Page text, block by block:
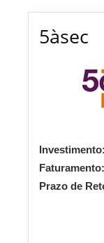
5àsec
Investimento:
Faturamento:
Prazo de